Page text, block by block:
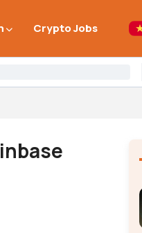
Crypto Jobs